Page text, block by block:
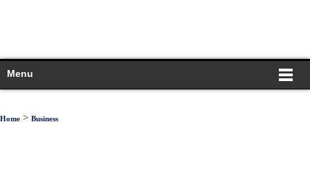
Menu
Home > Business